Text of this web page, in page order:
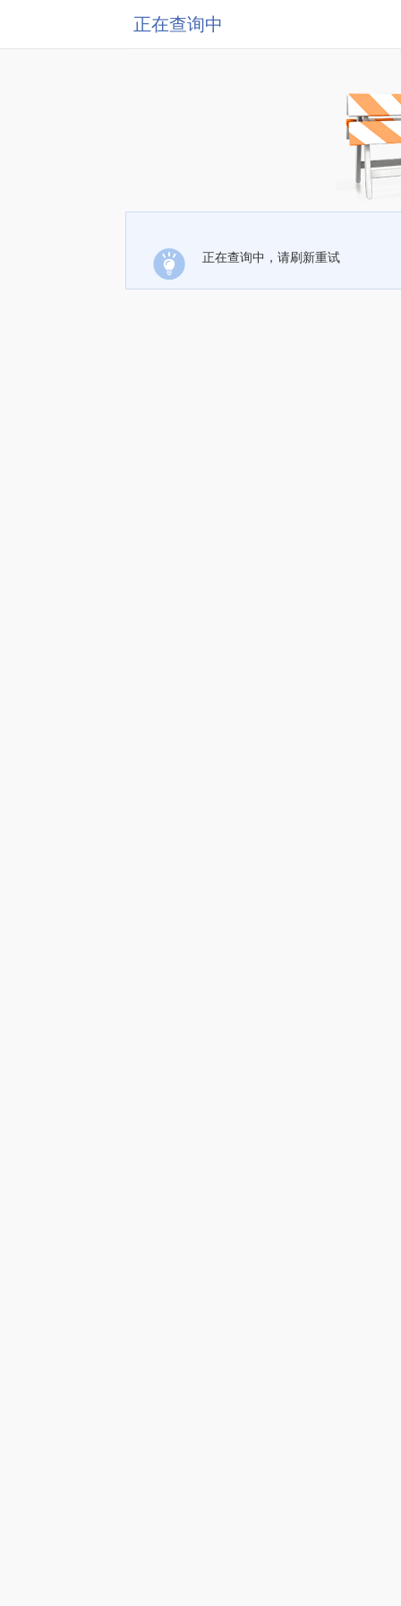
正在查询中
正在查询中，请刷新重试